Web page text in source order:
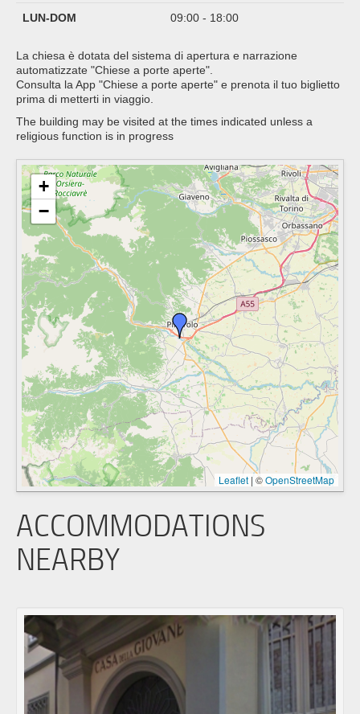
LUN-DOM 09:00 - 18:00
La chiesa è dotata del sistema di apertura e narrazione
automatizzate "Chiese a porte aperte".
Consulta la App "Chiese a porte aperte" e prenota il tuo biglietto
prima di metterti in viaggio.
The building may be visited at the times indicated unless a
religious function is in progress
+
−
Leaflet | ©OpenStreetMap
ACCOMMODATIONS
NEARBY